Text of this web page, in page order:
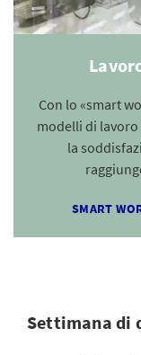
Con lo «smart
modelli di
la
SMART
Settimana di